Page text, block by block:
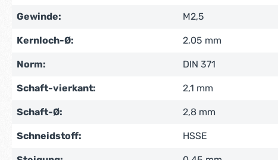
Gewinde: M2,5
Kernloch-Ø: 2,05 mm
Norm: DIN 371
Schaft-vierkant: 2,1 mm
Schaft-Ø: 2,8 mm
Schneidstoff: HSSE